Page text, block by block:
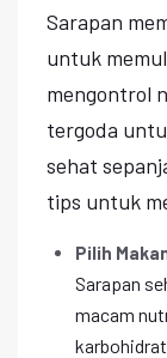
Sarapan
untuk
mengontrol
tergoda
sehat
tips untuk
Pilih
Sarapan
macam